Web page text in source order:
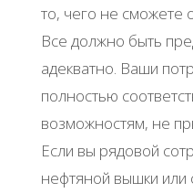
то, чего не сможете
Все должно быть
адекватно. Ваши
полностью
возможностям, не
Если вы рядовой
нефтяной вышки или